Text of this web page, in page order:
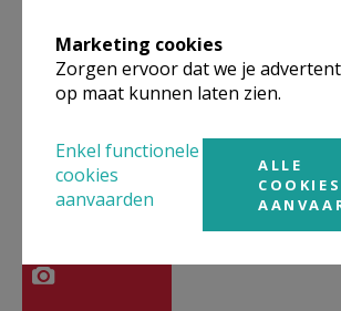
Aswoensdag
Fotoalbum
Marketing cookies
Zorgen ervoor dat we je
op maat kunnen laten zien.
Enkel functionele
cookies
aanvaarden
ALLE
COOKIES